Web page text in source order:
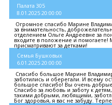
Палата 305
8.01.2025 20:00:00
Огромное спасибо Марине
за внимательность,
отделением Ольге Андреевне за
входите в положение и помогаете!
присматривают за детками!
Семья Бушковых
6.01.2025 20:00:00
Спасибо большое Марине
заботились и оберегали. И всему
большое спасибо! Вы очень
Спасибо за любовь и заботу к
такими добрыми, любящими,
Бог здоровья, я вас не забуду.